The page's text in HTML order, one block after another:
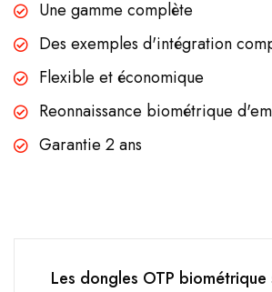
Une gamme complète
Des exemples d'intégration
Flexible et économique
Reonnaissance biométrique
Garantie 2 ans
Les dongles OTP